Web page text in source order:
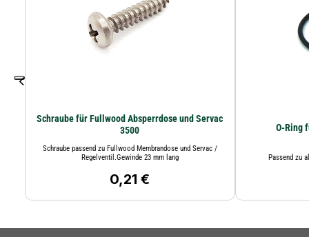
Schraube für Fullwood Absperrdose und Servac
3500
Schraube passend zu Fullwood Membrandose und Servac /
Regelventil.Gewinde 23 mm lang
Regulärer Preis:
0,21 €
O-Ring
Passend zu